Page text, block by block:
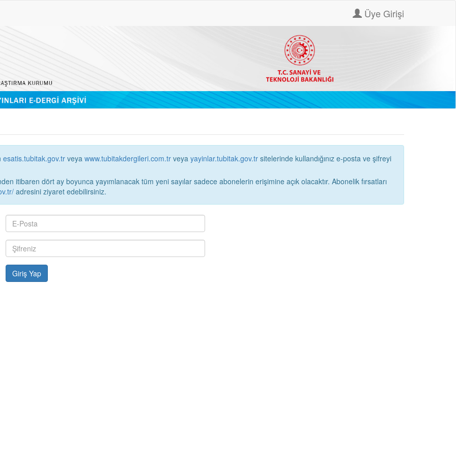
Üye Girişi
esatis.tubitak.gov.tr veya www.tubitakdergileri.com.tr veya yayinlar.tubitak.gov.tr
itibaren dört ay boyunca yayımlanacak tüm yeni sayılar sadece abonelerin erişimine açık olacaktır. Abonelik fırsatları
adresini ziyaret edebilirsiniz.